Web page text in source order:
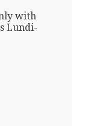
with
Lundi-